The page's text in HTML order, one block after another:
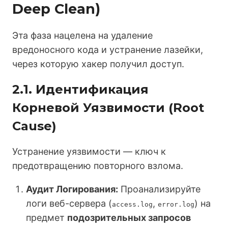
Deep Clean)
Эта фаза нацелена на удаление
вредоносного кода и устранение лазейки,
через которую хакер получил доступ.
2.1. Идентификация
Корневой Уязвимости (Root
Cause)
Устранение уязвимости — ключ к
предотвращению повторного взлома.
Аудит Логирования: Проанализируйте
логи веб-сервера (access.log , error.log) на
предмет подозрительных запросов